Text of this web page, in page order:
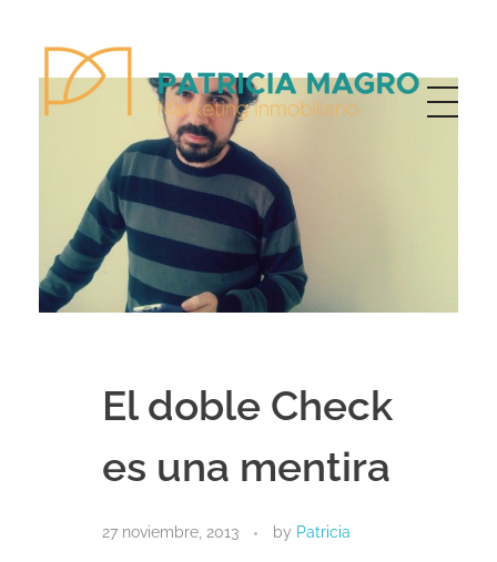
El doble Check
es una mentira
27 noviembre, 2013 by Patricia